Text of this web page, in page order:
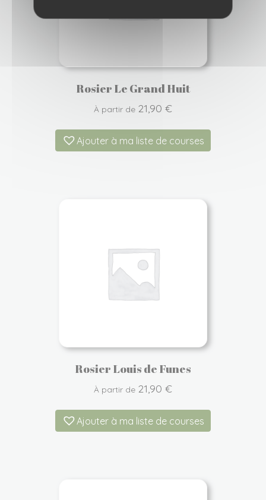
Rosier Le Grand Huit
À partir de 21,90 €
Ajouter à ma liste de courses
Rosier Louis de Funes
À partir de 21,90 €
Ajouter à ma liste de courses